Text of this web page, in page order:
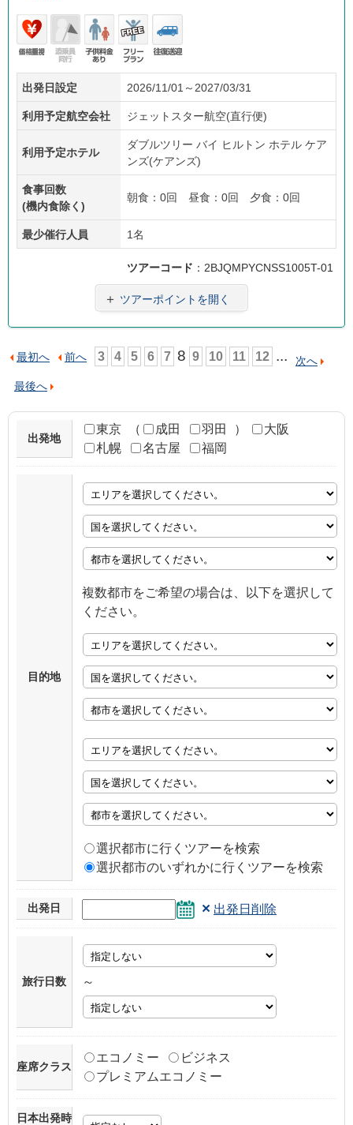
価格
重視
添乗
員無
し
子供
あり
フリ
ープ
ラン
往復
送迎
出発日設定 2026/11/01～2027/03/31
利用予定航空会社 ジェットスター航空(直行便)
利用予定ホテル
ダブルツリー バイ ヒルトン ホテル ケア
ンズ(ケアンズ)
食事回数
(機内食除く)
朝食：0回 昼食：0回 夕食：0回
最少催行人員 1名
ツアーコード ：2BJQMPYCNSS1005T-01
＋ ツアーポイントを開く
最初へ 前へ 3 4 5 6 7 8 9 10 11 12 ...
次へ
最後へ
出発地
東京 （ 成田 羽田 ）
大阪
札幌
名古屋 福岡
目的地
複数都市をご希望の場合は、以下を選択して
ください。
選択都市に行くツアーを検索
選択都市のいずれかに行くツアーを検索
出発日 × 出発日削除
旅行日数 ～
座席クラス
エコノミー
ビジネス
プレミアムエコノミー
日本出発時